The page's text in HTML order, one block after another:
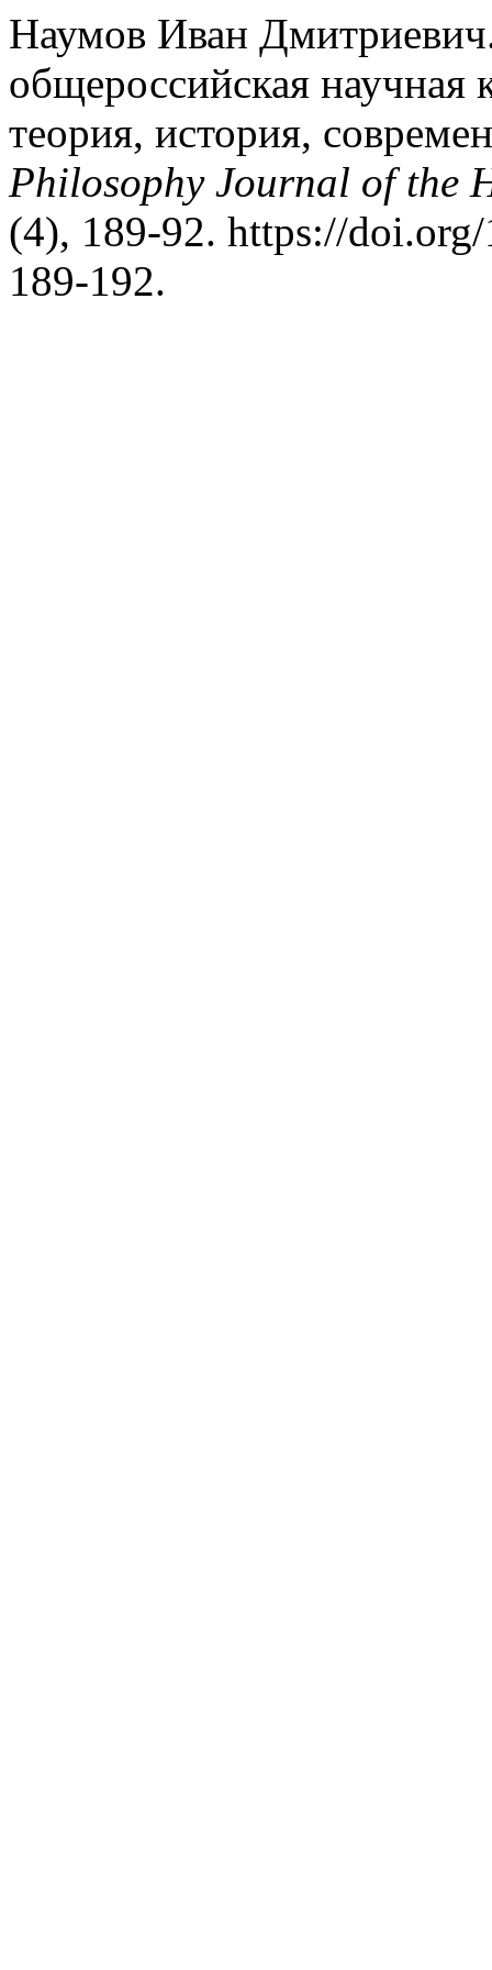
Наумов Иван
общероссийская научная
теория, история,
Philosophy Journal of the
(4), 189-92. https://
189-192.